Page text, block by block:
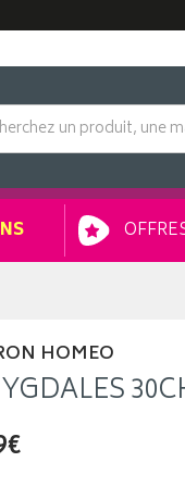
HOMEO